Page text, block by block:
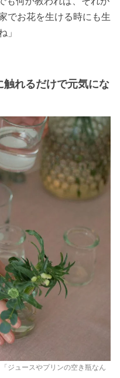
でお花を生ける時にも生
」
触れるだけで元気にな
ジュースやプリンの空き瓶なん